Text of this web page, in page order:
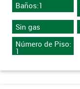
Baños:1
Sin gas
Número de Piso:
1